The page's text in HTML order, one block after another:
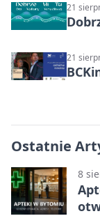
21
21
Ostatnie
8